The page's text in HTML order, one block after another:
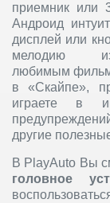
приемник или
Андроид
дисплей или
мелодию из
любимым
в «Скайпе»,
играете в
другие
В PlayAuto Вы
головное